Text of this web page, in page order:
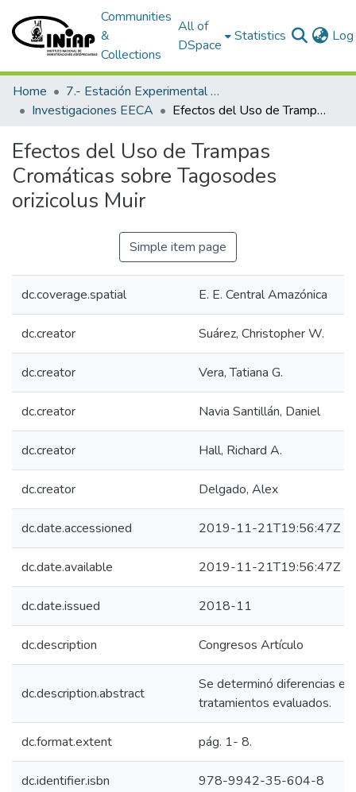
Communities
&
Collections
All of
DSpace
Statistics
Home
7.- Estación Experimental Central Amazónica
Investigaciones EECA
Efectos del Uso de Trampas Cromáticas sobre Tagosodes orizicolus Muir
Efectos del Uso de Trampas
Cromáticas sobre Tagosodes
orizicolus Muir
Simple item page
dc.coverage.spatial E. E. Central Amazónica
dc.creator Suárez, Christopher W.
dc.creator Vera, Tatiana G.
dc.creator Navia Santillán, Daniel
dc.creator Hall, Richard A.
dc.creator Delgado, Alex
dc.date.accessioned 2019-11-21T19:56:47Z
dc.date.available 2019-11-21T19:56:47Z
dc.date.issued 2018-11
dc.description Congresos Artículo
dc.description.abstract
Se determinó diferencias
tratamientos evaluados.
dc.format.extent pág. 1- 8.
dc.identifier.isbn 978-9942-35-604-8